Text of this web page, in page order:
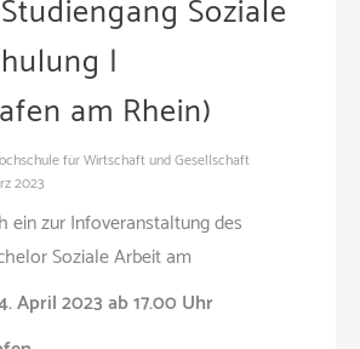
Soziale
|
am Rhein)
für Wirtschaft und Gesellschaft
2023
ein zur Infoveranstaltung des
Soziale Arbeit am
April 2023 ab 17.00 Uhr